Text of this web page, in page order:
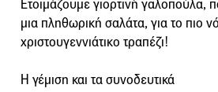
Ετοιμάζουμε γιορτινή
μια πληθωρική σαλάτα, για το πιο
χριστουγεννιάτικο τραπέζι!
Η γέμιση και τα συνοδευτικά